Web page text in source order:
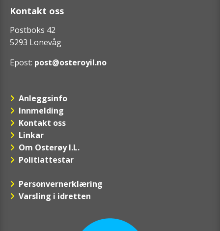
Kontakt oss
Postboks 42
5293 Lonevåg
Epost: post@osteroyil.no
Anleggsinfo
Innmelding
Kontakt oss
Linkar
Om Osterøy I.L.
Politiattestar
Personvernerklæring
Varsling i idretten